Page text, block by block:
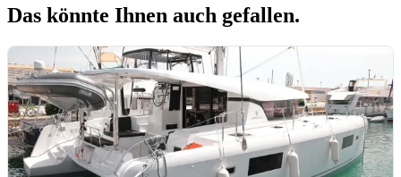
Das könnte Ihnen auch gefallen.